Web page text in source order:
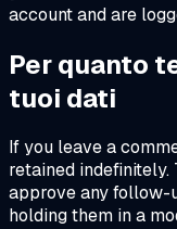
account and are
Per quanto
tuoi dati
If you leave a
retained indefinitely.
approve any follow-
holding them in a